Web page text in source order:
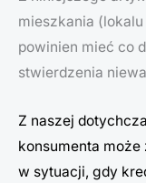
mieszkania
powinien mieć co
stwierdzenia
Z naszej
konsumenta
w sytuacji, gdy